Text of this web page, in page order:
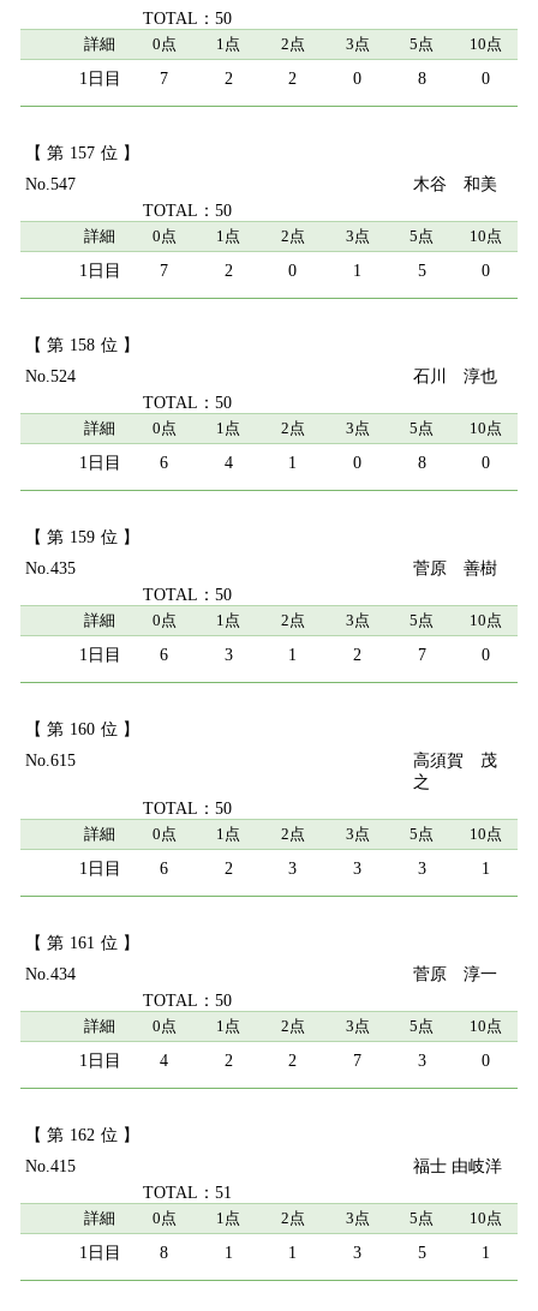
詳細 0点 1点 2点 3点 5点 10点
7 2 2 0 8 0
50
157
547
木谷 和美
詳細 0点 1点 2点 3点 5点 10点
7 2 0 1 5 0
50
158
524
石川 淳也
詳細 0点 1点 2点 3点 5点 10点
6 4 1 0 8 0
50
159
435
菅原 善樹
詳細 0点 1点 2点 3点 5点 10点
6 3 1 2 7 0
50
160
615
高須賀 茂
之
詳細 0点 1点 2点 3点 5点 10点
6 2 3 3 3 1
50
161
434
菅原 淳一
詳細 0点 1点 2点 3点 5点 10点
4 2 2 7 3 0
50
162
415
福士 由岐洋
詳細 0点 1点 2点 3点 5点 10点
8 1 1 3 5 1
51